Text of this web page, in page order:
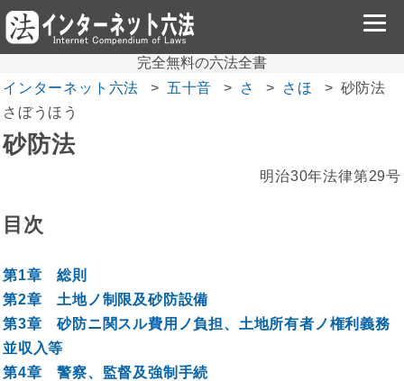
完全無料の六法全書
インターネット六法
五十音 さ さほ
砂防法
さぼうほう
砂防法
明治30年法律第29号
目次
第1章 総則
第2章 土地ノ制限及砂防設備
第3章 砂防ニ関スル費用ノ負担、土地所有者ノ権利義務
並収入等
第4章 警察、監督及強制手続